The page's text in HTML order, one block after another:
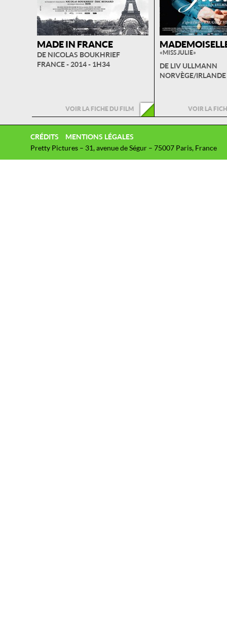
MADE IN FRANCE
DE NICOLAS BOUKHRIEF
FRANCE - 2014 - 1H34
VOIR LA FICHE DU FILM
« MISS JULIE »
DE LIV ULLMANN
NORVÈGE/
VOIR LA
CRÉDITS
MENTIONS LÉGALES
Pretty Pictures – 31, avenue de Ségur – 75007 Paris, France